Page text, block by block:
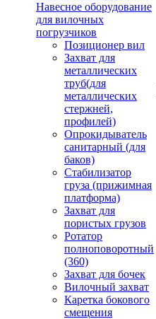
Навесное оборудование
для вилочных
погрузчиков
Позиционер вил
Захват для
металлических
труб(для
металлических
стержней,
профилей)
Опрокидыватель
санитарный (для
баков)
Стабилизатор
груза (прижимная
платформа)
Захват для
пористых грузов
Ротатор
полноповоротный
(360)
Захват для бочек
Вилочный захват
Каретка бокового
смещения